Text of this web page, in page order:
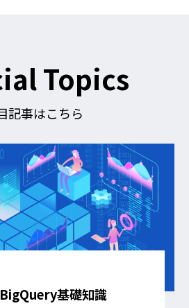
す
るTopics
記事はこちら
基礎知識